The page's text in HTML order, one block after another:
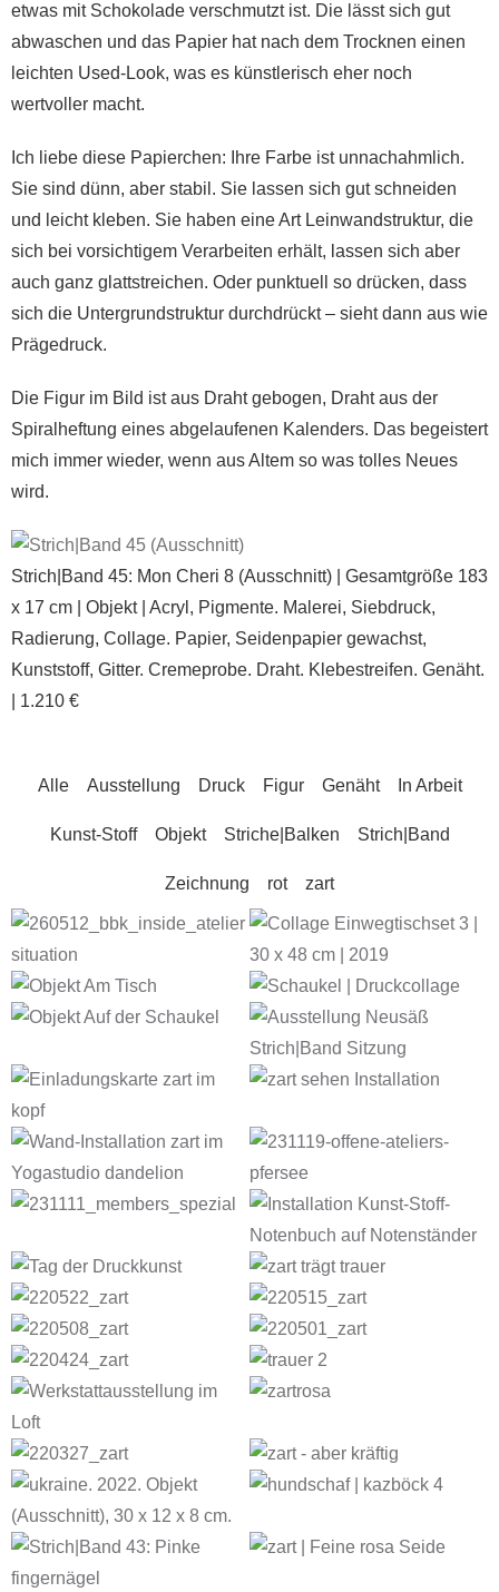
etwas mit Schokolade verschmutzt ist. Die lässt sich gut
abwaschen und das Papier hat nach dem Trocknen einen
leichten Used-Look, was es künstlerisch eher noch
wertvoller macht.
Ich liebe diese Papierchen: Ihre Farbe ist unnachahmlich.
Sie sind dünn, aber stabil. Sie lassen sich gut schneiden
und leicht kleben. Sie haben eine Art Leinwandstruktur, die
sich bei vorsichtigem Verarbeiten erhält, lassen sich aber
auch ganz glattstreichen. Oder punktuell so drücken, dass
sich die Untergrundstruktur durchdrückt – sieht dann aus wie
Prägedruck.
Die Figur im Bild ist aus Draht gebogen, Draht aus der
Spiralheftung eines abgelaufenen Kalenders. Das begeistert
mich immer wieder, wenn aus Altem so was tolles Neues
wird.
Strich|Band 45: Mon Cheri 8 (Ausschnitt) | Gesamtgröße 183
x 17 cm | Objekt | Acryl, Pigmente. Malerei, Siebdruck,
Radierung, Collage. Papier, Seidenpapier gewachst,
Kunststoff, Gitter. Cremeprobe. Draht. Klebestreifen. Genäht.
| 1.210 €
Alle Ausstellung Druck Figur Genäht In Arbeit
Kunst-Stoff Objekt Striche|Balken Strich|Band
Zeichnung rot zart